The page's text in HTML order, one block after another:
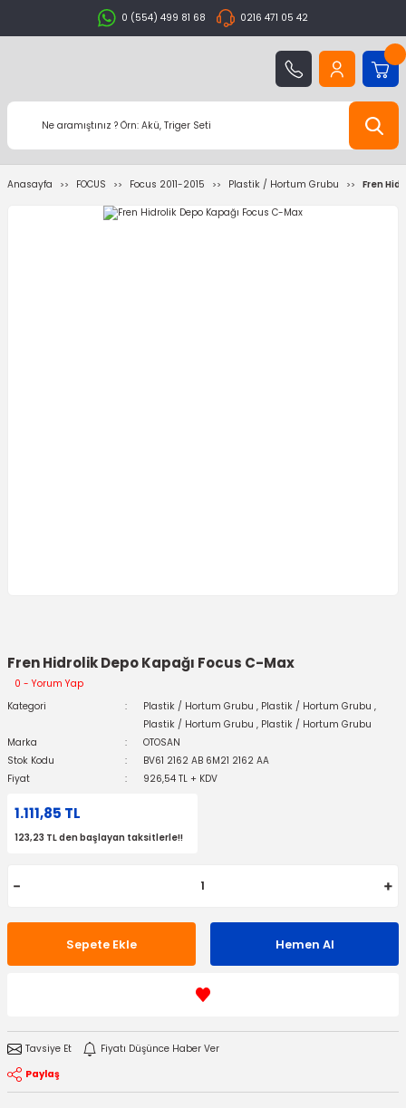
0 (554) 499 81 68 0216 471 05 42
Anasayfa FOCUS Focus 2011-2015 Plastik / Hortum Grubu Fren
Fren Hidrolik Depo Kapağı Focus C-Max
0 - Yorum Yap
Kategori
Plastik / Hortum Grubu , Plastik / Hortum Grubu ,
Plastik / Hortum Grubu , Plastik / Hortum Grubu
Marka
OTOSAN
Stok Kodu
BV61 2162 AB 6M21 2162 AA
Fiyat
926,54 TL + KDV
1.111,85 TL
123,23 TL den başlayan taksitlerle!!
Sepete Ekle Hemen Al
Tavsiye Et
Fiyatı Düşünce Haber Ver
Paylaş